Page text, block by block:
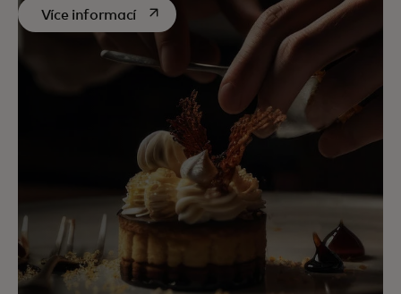
Více informacíopens in a new tab